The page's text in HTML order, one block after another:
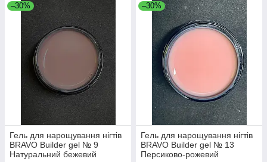
–30%
Гель для нарощування нігтів
BRAVO Builder gel № 9
Натуральний бежевий
–30%
Гель для нарощування нігтів
BRAVO Builder gel № 13
Персиково-рожевий